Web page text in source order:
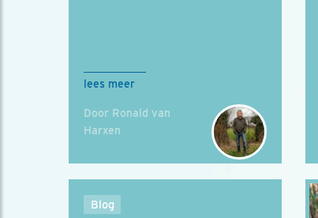
lees meer
Door Ronald van
Harxen
Blog